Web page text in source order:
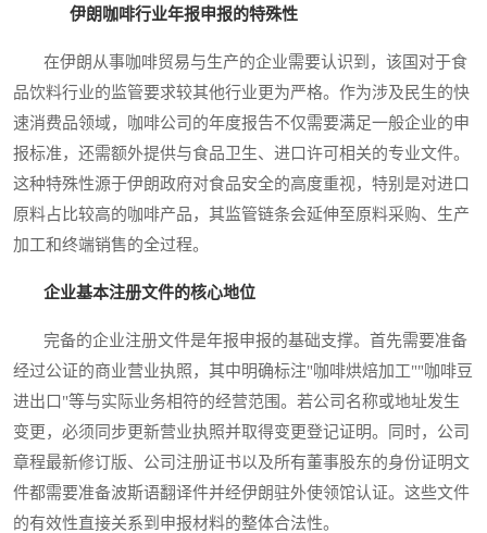
伊朗咖啡行业年报申报的特殊性
在伊朗从事咖啡贸易与生产的企业需要认识到，该国对于食
品饮料行业的监管要求较其他行业更为严格。作为涉及民生的快
速消费品领域，咖啡公司的年度报告不仅需要满足一般企业的申
报标准，还需额外提供与食品卫生、进口许可相关的专业文件。
这种特殊性源于伊朗政府对食品安全的高度重视，特别是对进口
原料占比较高的咖啡产品，其监管链条会延伸至原料采购、生产
加工和终端销售的全过程。
企业基本注册文件的核心地位
完备的企业注册文件是年报申报的基础支撑。首先需要准备
经过公证的商业营业执照，其中明确标注"咖啡烘焙加工""咖啡豆
进出口"等与实际业务相符的经营范围。若公司名称或地址发生
变更，必须同步更新营业执照并取得变更登记证明。同时，公司
章程最新修订版、公司注册证书以及所有董事股东的身份证明文
件都需要准备波斯语翻译件并经伊朗驻外使领馆认证。这些文件
的有效性直接关系到申报材料的整体合法性。